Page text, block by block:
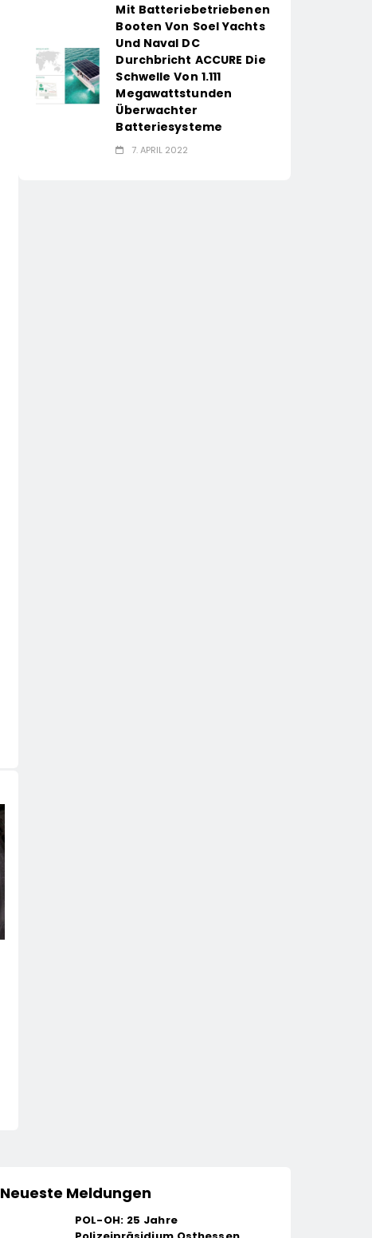
Mit Batteriebetriebenen
Booten Von Soel Yachts
Und Naval DC
Durchbricht ACCURE Die
Schwelle Von 1.111
Megawattstunden
Überwachter
Batteriesysteme
7. APRIL 2022
Neueste Meldungen
POL-OH: 25 Jahre